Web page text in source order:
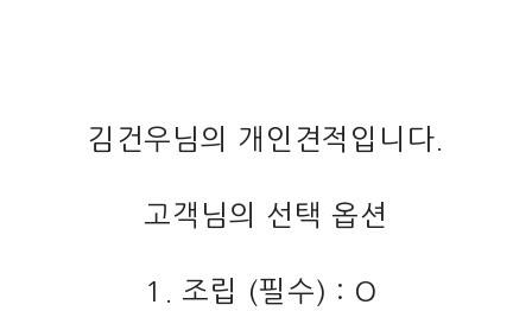
김건우님의 개인견적입니다.
고객님의 선택 옵션
1. 조립 (필수) : O